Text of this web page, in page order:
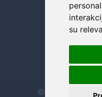
su
© Sva prava